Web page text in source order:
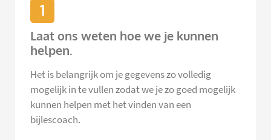
1
Laat ons weten hoe we je kunnen
helpen.
Het is belangrijk om je gegevens zo volledig
mogelijk in te vullen zodat we je zo goed mogelijk
kunnen helpen met het vinden van een
bijlescoach.